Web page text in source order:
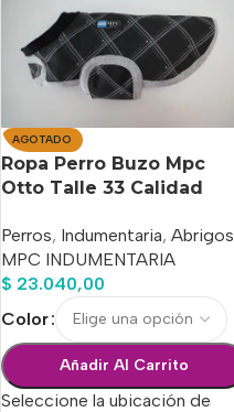
AGOTADO
Ropa Perro Buzo Mpc
Otto Talle 33 Calidad
Perros, Indumentaria, Abrigos
MPC INDUMENTARIA
$ 23.040,00
Color
Añadir Al Carrito
Seleccione la ubicación de